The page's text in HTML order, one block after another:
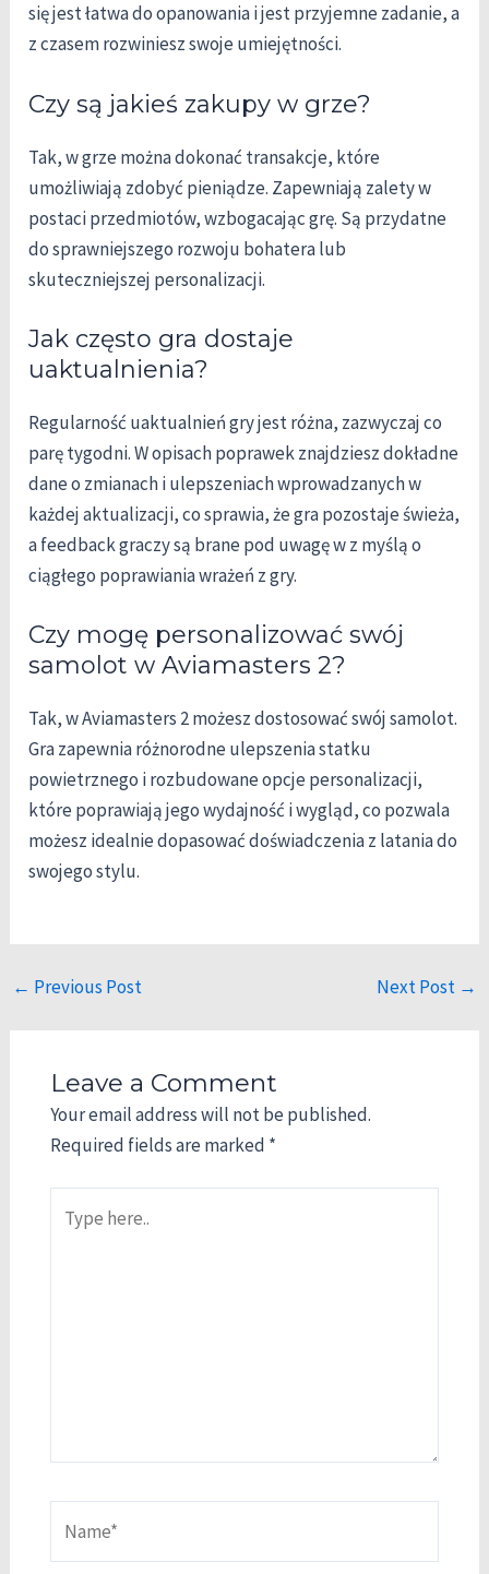
się jest łatwa do opanowania i jest przyjemne zadanie, a
z czasem rozwiniesz swoje umiejętności.
Czy są jakieś zakupy w grze?
Tak, w grze można dokonać transakcje, które
umożliwiają zdobyć pieniądze. Zapewniają zalety w
postaci przedmiotów, wzbogacając grę. Są przydatne
do sprawniejszego rozwoju bohatera lub
skuteczniejszej personalizacji.
Jak często gra dostaje
uaktualnienia?
Regularność uaktualnień gry jest różna, zazwyczaj co
parę tygodni. W opisach poprawek znajdziesz dokładne
dane o zmianach i ulepszeniach wprowadzanych w
każdej aktualizacji, co sprawia, że gra pozostaje świeża,
a feedback graczy są brane pod uwagę w z myślą o
ciągłego poprawiania wrażeń z gry.
Czy mogę personalizować swój
samolot w Aviamasters 2?
Tak, w Aviamasters 2 możesz dostosować swój samolot.
Gra zapewnia różnorodne ulepszenia statku
powietrznego i rozbudowane opcje personalizacji,
które poprawiają jego wydajność i wygląd, co pozwala
możesz idealnie dopasować doświadczenia z latania do
swojego stylu.
← Previous Post Next Post →
Leave a Comment
Your email address will not be published.
Required fields are marked *
here..